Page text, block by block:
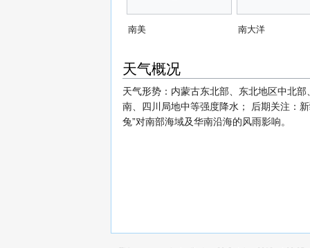
南美 南大洋
天气概况
天气形势：内蒙古东北部、东北地区中北
南、四川局地中等强度降水； 后期关注：
兔”对南部海域及华南沿海的风雨影响。